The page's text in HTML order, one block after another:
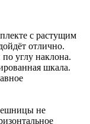
с растущим
отлично.
углу наклона.
шкала.
не